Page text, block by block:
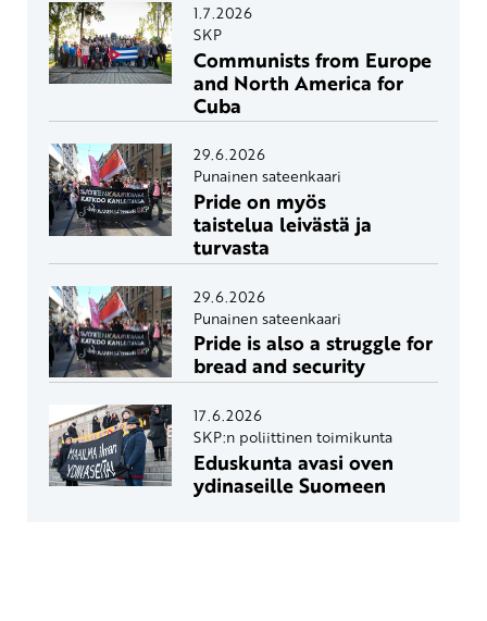
1.7.2026
SKP
Communists from Europe
and North America for
Cuba
29.6.2026
Punainen sateenkaari
Pride on myös
taistelua leivästä ja
turvasta
29.6.2026
Punainen sateenkaari
Pride is also a struggle for
bread and security
17.6.2026
SKP:n poliittinen toimikunta
Eduskunta avasi oven
ydinaseille Suomeen